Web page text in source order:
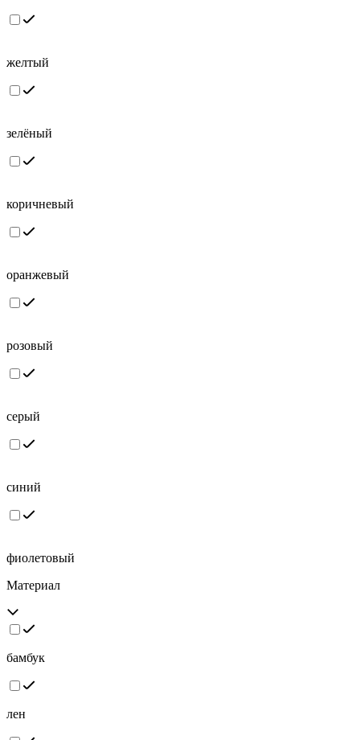
желтый
зелёный
коричневый
оранжевый
розовый
серый
синий
фиолетовый
Материал
бамбук
лен